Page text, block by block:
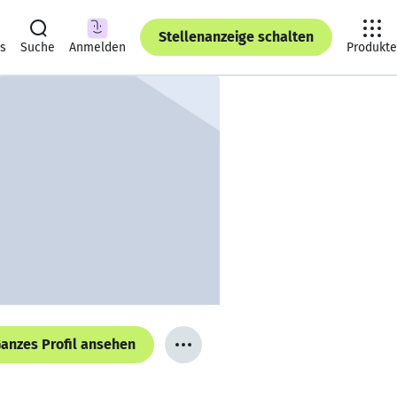
Suche Anmelden
Stellenanzeige schalten
Produkte
Profil ansehen